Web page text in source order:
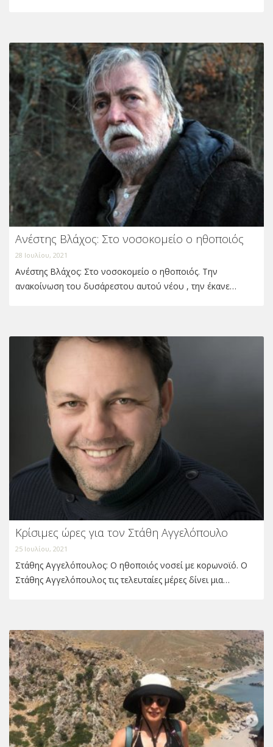
Ανέστης Βλάχος: Στο νοσοκομείο ο ηθοποιός
28 Ιουλίου, 2021
Ανέστης Βλάχος: Στο νοσοκομείο ο ηθοποιός. Την
ανακοίνωση του δυσάρεστου αυτού νέου , την έκανε…
Κρίσιμες ώρες για τον Στάθη Αγγελόπουλο
25 Ιουλίου, 2021
Στάθης Αγγελόπουλος: Ο ηθοποιός νοσεί με κορωνοϊό. Ο
Στάθης Αγγελόπουλος τις τελευταίες μέρες δίνει μια…